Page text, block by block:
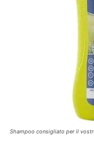
Shampoo consigliato per il